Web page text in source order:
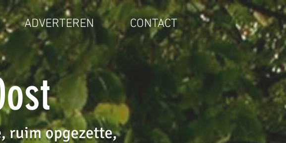
ADVERTEREN CONTACT
ruim opgezette,